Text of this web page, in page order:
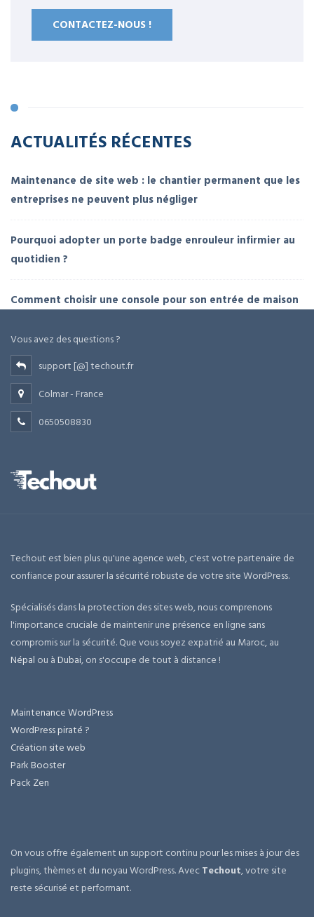
CONTACTEZ-NOUS !
ACTUALITÉS RÉCENTES
Maintenance de site web : le chantier permanent que les
entreprises ne peuvent plus négliger
Pourquoi adopter un porte badge enrouleur infirmier au
quotidien ?
Comment choisir une console pour son entrée de maison
Vous avez des questions ?
support [@] techout.fr
Colmar - France
0650508830
Techout est bien plus qu'une agence web, c'est votre partenaire de
confiance pour assurer la sécurité robuste de votre site WordPress.
Spécialisés dans la protection des sites web, nous comprenons
l'importance cruciale de maintenir une présence en ligne sans
compromis sur la sécurité. Que vous soyez expatrié au Maroc, au
Népal ou àDubai, on s'occupe de tout à distance !
Maintenance WordPress
WordPress piraté ?
Création site web
Park Booster
Pack Zen
On vous offre également un support continu pour les mises à jour des
plugins, thèmes et du noyau WordPress. AvecTechout, votre site
reste sécurisé et performant.